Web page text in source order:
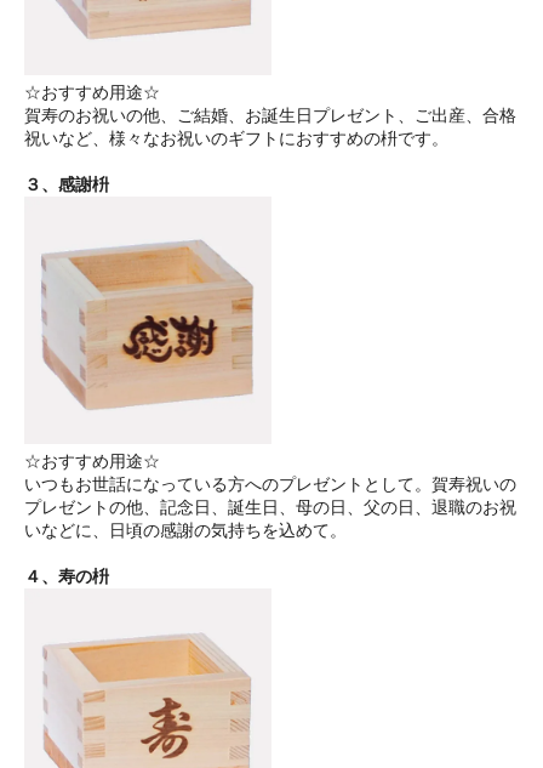
☆おすすめ用途☆
賀寿のお祝いの他、ご結婚、お誕生日プレゼント、ご出産、合格
祝いなど、様々なお祝いのギフトにおすすめの枡です。
３、感謝枡
☆おすすめ用途☆
いつもお世話になっている方へのプレゼントとして。賀寿祝いの
プレゼントの他、記念日、誕生日、母の日、父の日、退職のお祝
いなどに、日頃の感謝の気持ちを込めて。
４、寿の枡